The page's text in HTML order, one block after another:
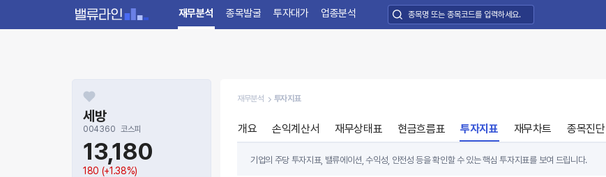
재무분석 종목발굴 투자대가 업종분석
세방
004360 코스피
13,180
180 (+1.38%)
재무분석 투자지표
개요 손익계산서 재무상태표 현금흐름표 투자지표 재무차트 종목진단
기업의 주당 투자지표, 밸류에이션, 수익성, 안전성 등을 확인할 수 있는 핵심 투자지표를 보여 드립니다.